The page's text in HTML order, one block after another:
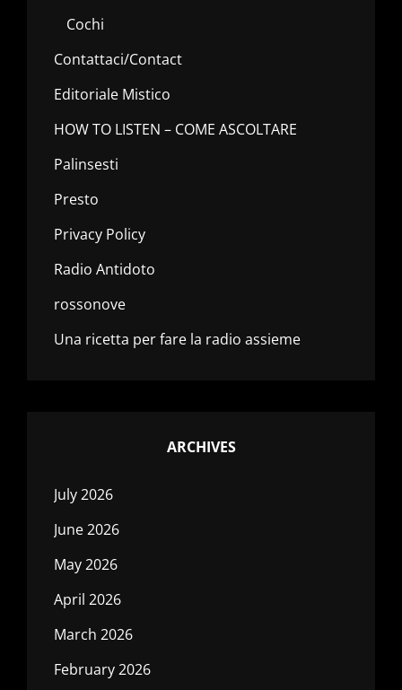
Cochi
Contattaci/Contact
Editoriale Mistico
HOW TO LISTEN – COME ASCOLTARE
Palinsesti
Presto
Privacy Policy
Radio Antidoto
rossonove
Una ricetta per fare la radio assieme
ARCHIVES
July 2026
June 2026
May 2026
April 2026
March 2026
February 2026